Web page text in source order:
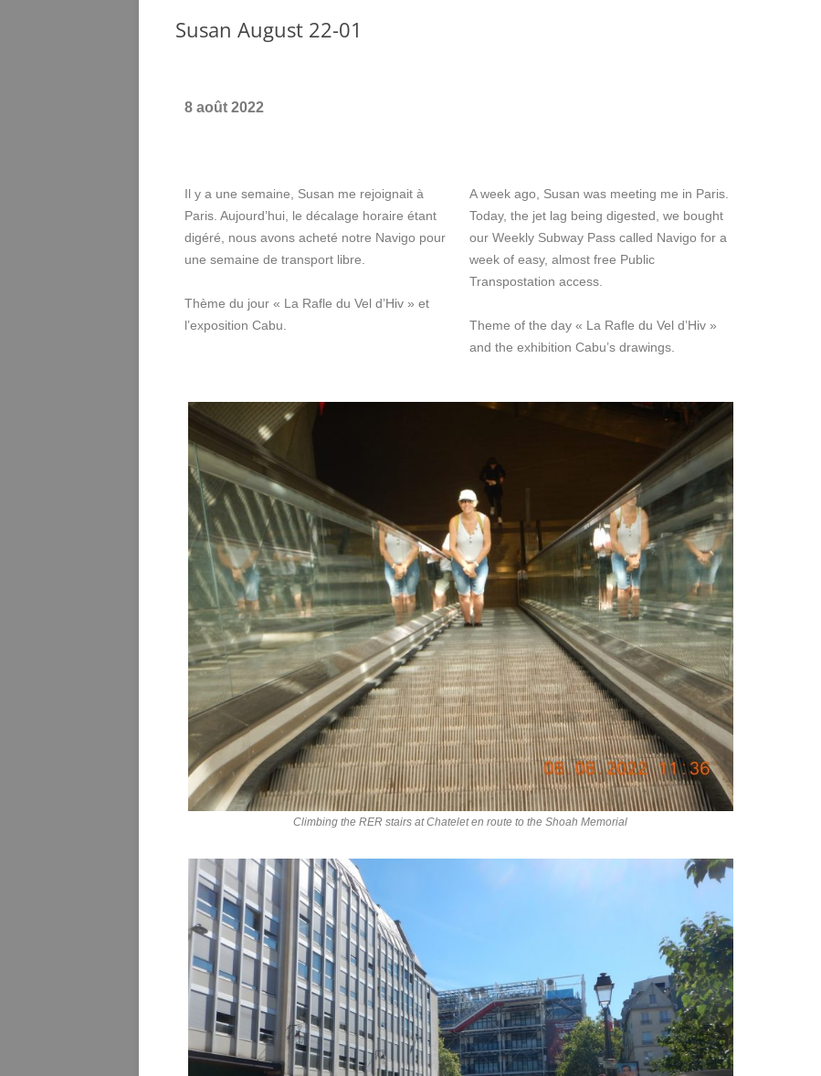
Susan August 22-01
8 août 2022
Il y a une semaine, Susan me rejoignait à
Paris. Aujourd’hui, le décalage horaire étant
digéré, nous avons acheté notre Navigo pour
une semaine de transport libre.
Thème du jour « La Rafle du Vel d’Hiv » et
l’exposition Cabu.
A week ago, Susan was meeting me in Paris.
Today, the jet lag being digested, we bought
our Weekly Subway Pass called Navigo for a
week of easy, almost free Public
Transpostation access.
Theme of the day « La Rafle du Vel d’Hiv »
and the exhibition Cabu’s drawings.
Climbing the RER stairs at Chatelet en route to the Shoah Memorial